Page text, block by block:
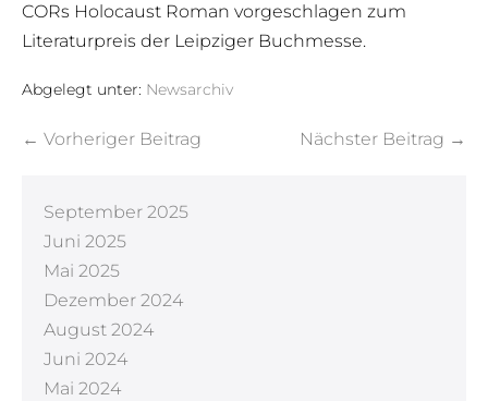
CORs Holocaust Roman vorgeschlagen zum
Literaturpreis der Leipziger Buchmesse.
Abgelegt unter: Newsarchiv
← Vorheriger Beitrag Nächster Beitrag →
September 2025
Juni 2025
Mai 2025
Dezember 2024
August 2024
Juni 2024
Mai 2024